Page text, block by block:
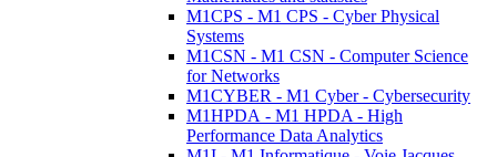
M1CPS - M1 CPS - Cyber Physical
Systems
M1CSN - M1 CSN - Computer Science
for Networks
M1CYBER - M1 Cyber - Cybersecurity
M1HPDA - M1 HPDA - High
Performance Data Analytics